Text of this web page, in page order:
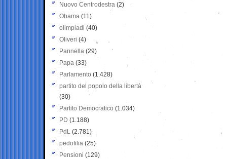
Nuovo Centrodestra (2)
Obama (11)
olimpiadi (40)
Oliveri (4)
Pannella (29)
Papa (33)
Parlamento (1.428)
partito del popolo della libertà
(30)
Partito Democratico (1.034)
PD (1.188)
PdL (2.781)
pedofilia (25)
Pensioni (129)